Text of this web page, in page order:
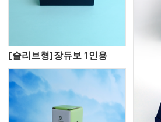
[슬리브형]장듀보 1인용